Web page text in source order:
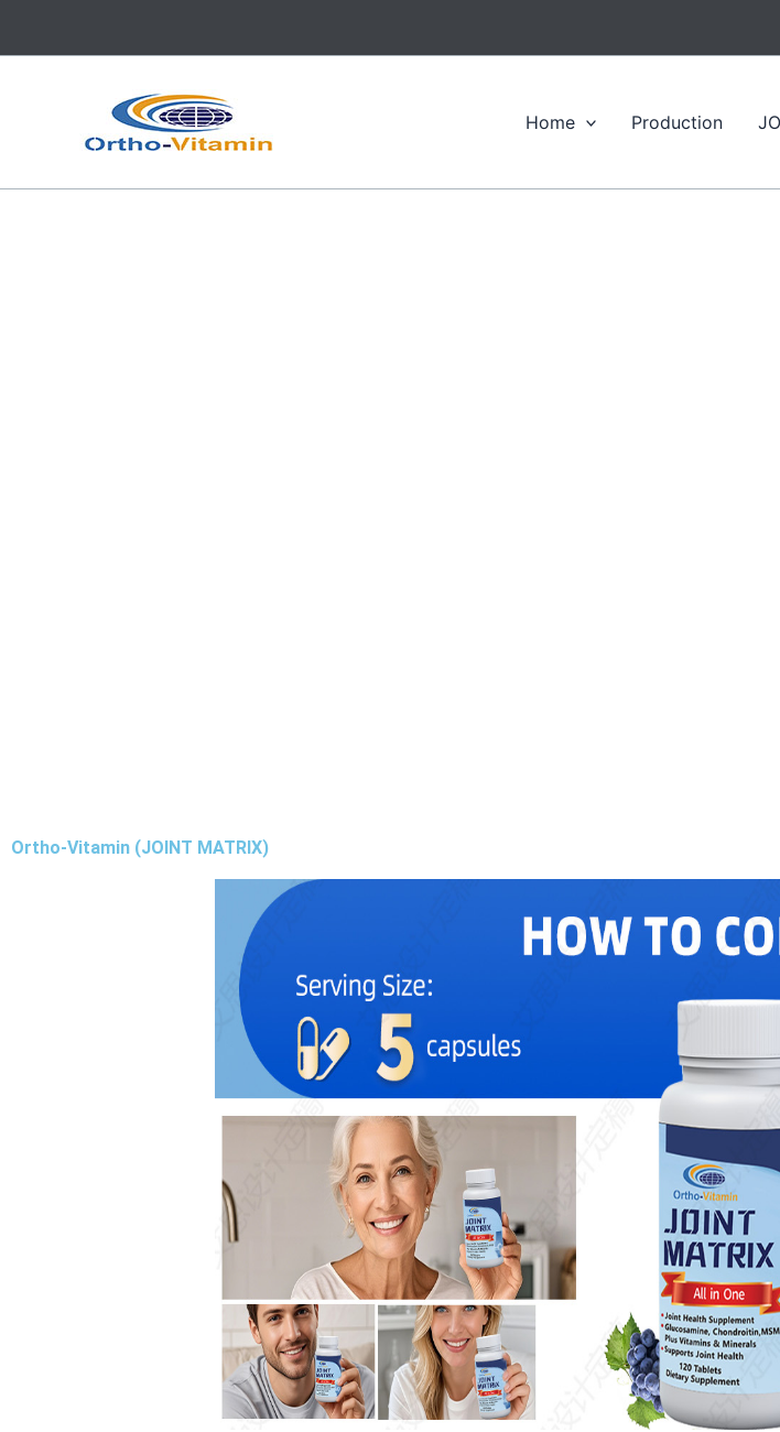
Home Production
Ortho-Vitamin (JOINT MATRIX)